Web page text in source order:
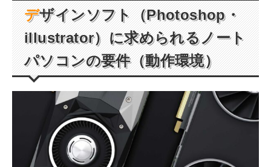
デザインソフト（Photoshop・
illustrator）に求められるノート
パソコンの要件（動作環境）